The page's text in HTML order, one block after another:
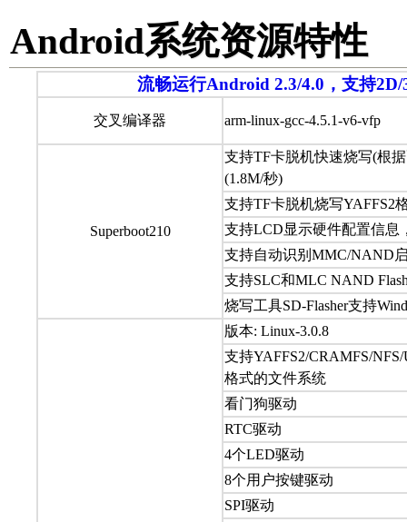
Android系统资源特性
流畅运行Android 2.3/4.0，支持
交叉编译器 arm-linux-gcc-4.5.1-v6-vfp
Superboot210
支持TF卡脱机快速烧写(根
(1.8M/秒)
支持TF卡脱机烧写YAFFS2
支持LCD显示硬件配置信息
支持自动识别MMC/NAND
支持SLC和MLC NAND
烧写工具SD-Flasher支持
版本: Linux-3.0.8
支持YAFFS2/CRAMFS/
格式的文件系统
看门狗驱动
RTC驱动
4个LED驱动
8个用户按键驱动
SPI驱动